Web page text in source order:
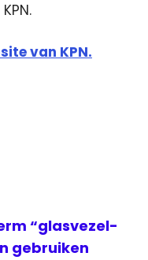
van KPN.
“glasvezel-
gebruiken